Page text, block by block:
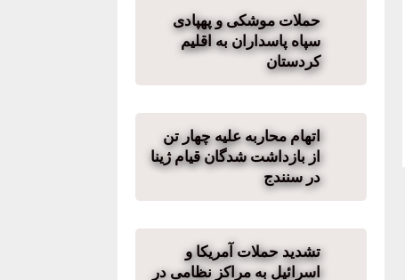
حملات موشکی و پهپادی
سپاه پاسداران به اقلیم
کردستان
اتهام محاربە علیه چهار تن
از بازداشت شدگان قیام ژینا
در سنندج
تشدید حملات آمریکا و
اسرائیل به مراکز نظامی در